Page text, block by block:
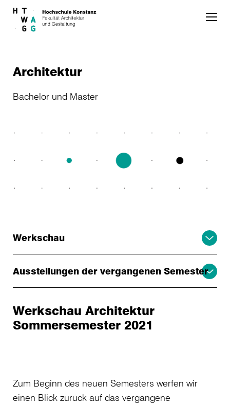
Skip to main content
Architektur
Bachelor und Master
Werkschau
Ausstellungen der vergangenen Semester
Werkschau Architektur
Sommersemester 2021
Zum Beginn des neuen Semesters werfen wir
einen Blick zurück auf das vergangene